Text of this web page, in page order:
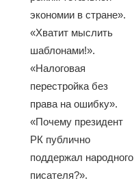
экономии в стране».
«Хватит мыслить
шаблонами!».
«Налоговая
перестройка без
права на ошибку».
«Почему президент
РК публично
поддержал народного
писателя?».